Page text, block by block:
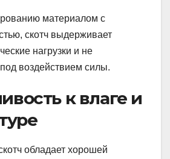
материалом с
скотч выдерживает
нагрузки и не
воздействием силы.
к влаге и
обладает хорошей